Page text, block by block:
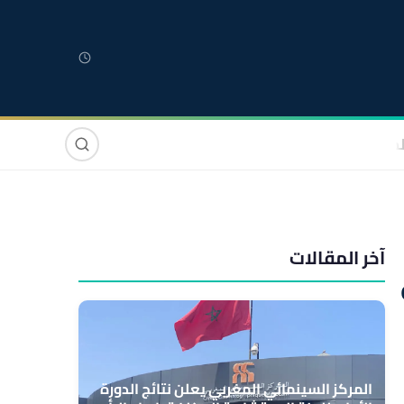
صوت وصورة
آخر المقالات
المركز السينمائي المغربي يعلن نتائج الدورة